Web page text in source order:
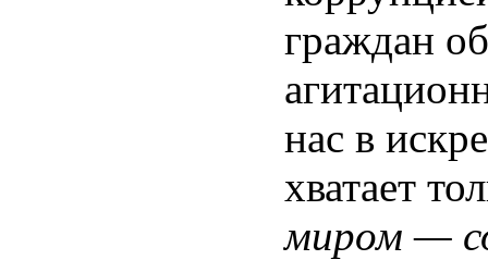
граждан
нас в
хватает
миром —